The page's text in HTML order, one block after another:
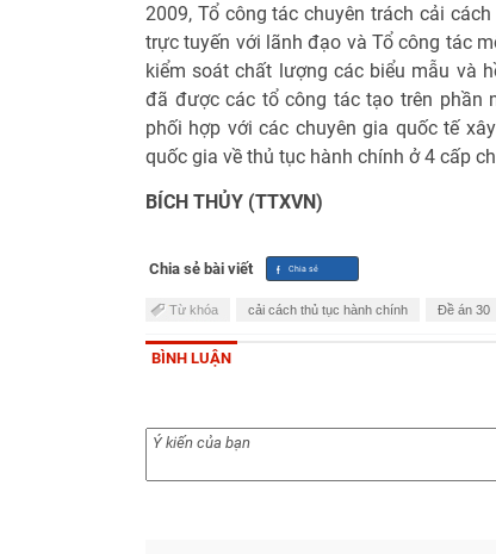
2009, Tổ công tác chuyên trách cải
trực tuyến với lãnh đạo và Tổ công tác
kiểm soát chất lượng các biểu mẫu và
đã được các tổ công tác tạo trên phần
phối hợp với các chuyên gia quốc tế
quốc gia về thủ tục hành chính ở 4 cấp
BÍCH THỦY (TTXVN)
Chia sẻ bài viết
Từ khóa cải cách thủ tục hành chính Đề án 30
BÌNH LUẬN